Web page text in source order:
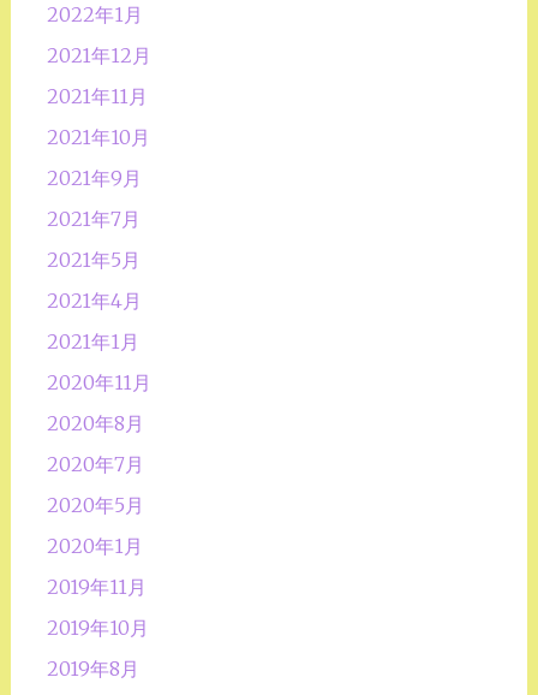
2022年1月
2021年12月
2021年11月
2021年10月
2021年9月
2021年7月
2021年5月
2021年4月
2021年1月
2020年11月
2020年8月
2020年7月
2020年5月
2020年1月
2019年11月
2019年10月
2019年8月